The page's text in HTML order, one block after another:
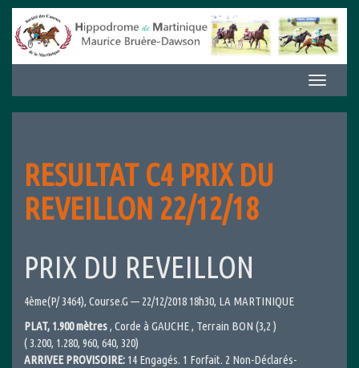
Aller
contenu
Afficher/
la
RESULTAT C4 PRIX DU
REVEILLON 22/12/18
PRIX DU REVEILLON
4ème(P/ 3464), Course.G — 22/12/2018 18h30, LA MARTINIQUE
PLAT, 1.900 mètres, Corde à GAUCHE , Terrain BON (3,2 )
( 3.200, 1.280, 960, 640, 320)
ARRIVEE PROVISOIRE: 14 Engagés. 1 Forfait. 2 Non-Déclarés-